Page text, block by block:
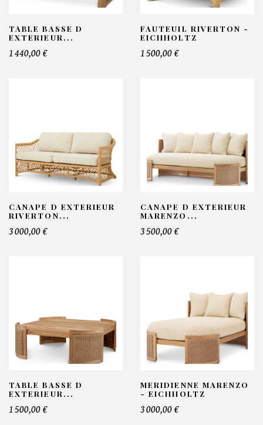
TABLE BASSE D
EXTERIEUR...
1 440,00 €
FAUTEUIL RIVERTON -
EICHHOLTZ
1 500,00 €
CANAPE D EXTERIEUR
RIVERTON...
3 000,00 €
CANAPE D EXTERIEUR
MARENZO...
3 500,00 €
TABLE BASSE D
EXTERIEUR...
1 500,00 €
MERIDIENNE MARENZO
- EICHHOLTZ
3 000,00 €